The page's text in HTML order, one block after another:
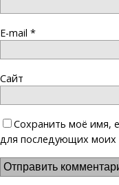
E-mail *
Сайт
Сохранить моё имя,
для последующих моих